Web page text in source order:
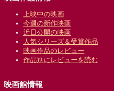
上映中の映画
今週の新作映画
近日公開の映画
人気シリーズ＆受賞作品
映画作品のレビュー
作品別にレビューを読む
映画館情報